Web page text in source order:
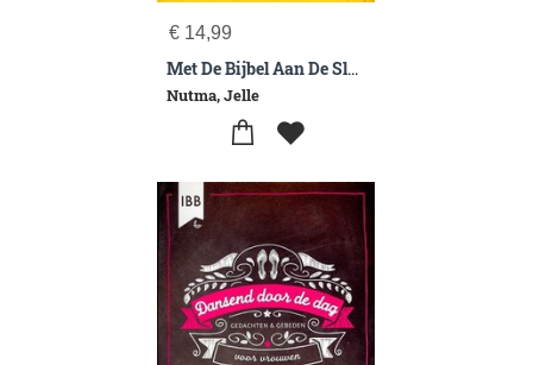
€ 14,99
Met De Bijbel Aan De Slag Oude Testament
Nutma, Jelle